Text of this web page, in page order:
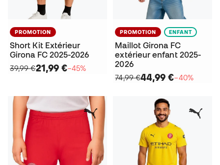
PROMOTION
Short Kit Extérieur
Girona FC 2025-2026
39,99 €21,99 €−45%
PROMOTION ENFANT
Maillot Girona FC
extérieur enfant 2025-
2026
74,99 €44,99 €−40%